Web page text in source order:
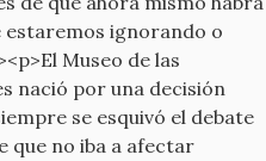
ignorando o
Museo de las
nació por una decisión
se esquivó el debate
que no iba a afectar